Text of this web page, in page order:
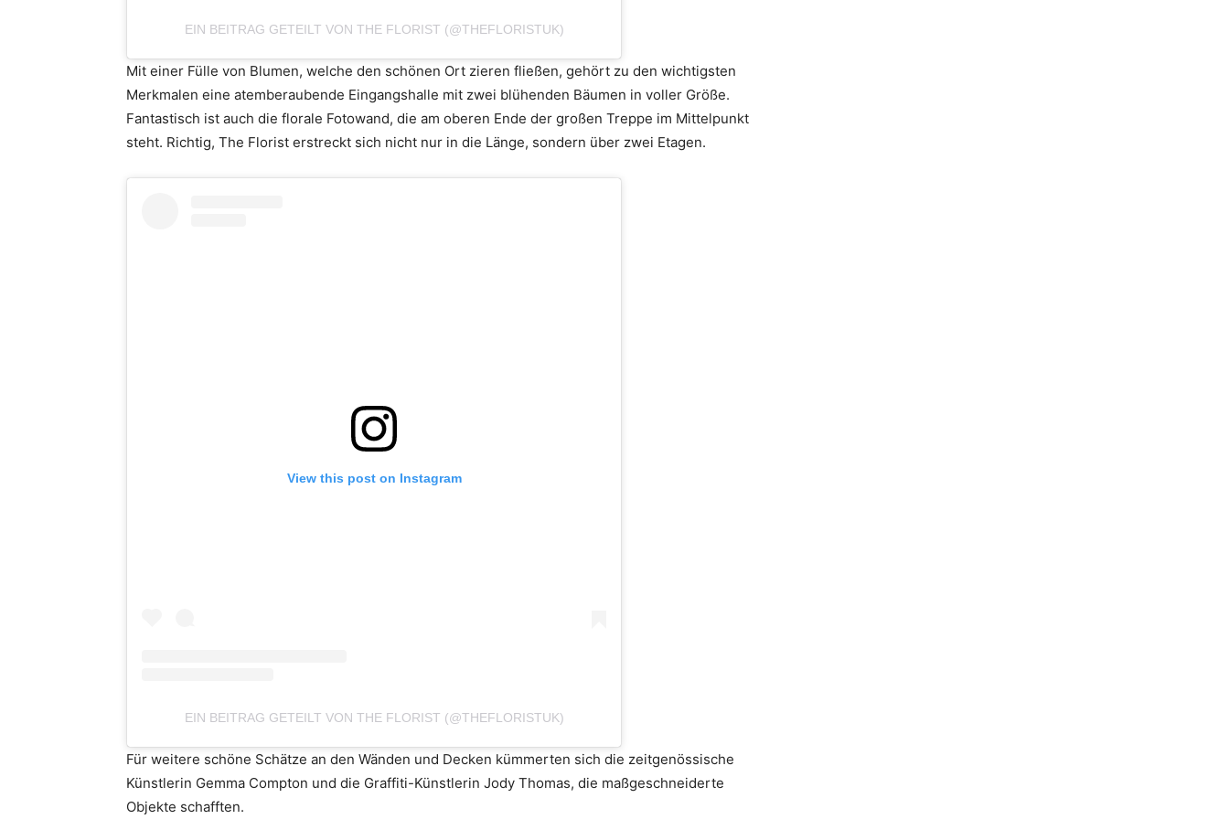
EIN BEITRAG GETEILT VON THE FLORIST (@THEFLORISTUK)
Mit einer Fülle von Blumen, welche den schönen Ort zieren fließen, gehört zu den wichtigsten
Merkmalen eine atemberaubende Eingangshalle mit zwei blühenden Bäumen in voller Größe.
Fantastisch ist auch die florale Fotowand, die am oberen Ende der großen Treppe im Mittelpunkt
steht. Richtig, The Florist erstreckt sich nicht nur in die Länge, sondern über zwei Etagen.
View this post on Instagram
EIN BEITRAG GETEILT VON THE FLORIST (@THEFLORISTUK)
Für weitere schöne Schätze an den Wänden und Decken kümmerten sich die zeitgenössische
Künstlerin Gemma Compton und die Graffiti-Künstlerin Jody Thomas, die maßgeschneiderte
Objekte schafften.